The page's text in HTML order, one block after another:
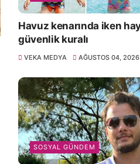
Havuz kenarında iken
güvenlik kuralı
VEKA MEDYA AĞUSTOS 04, 2026
SOSYAL GÜNDEM